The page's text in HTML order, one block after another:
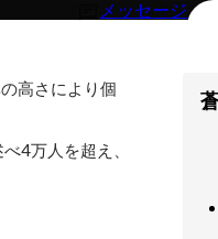
メッセージ
高さにより個
4万人を超え、